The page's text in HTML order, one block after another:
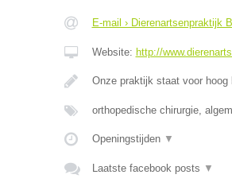
E-mail › Dierenartsenpraktijk
Website: http://
Onze praktijk staat voor
orthopedische chirurgie,
Openingstijden ▼
Laatste facebook posts ▼